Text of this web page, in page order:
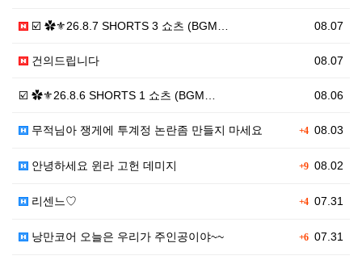
08.07
☑️ ✿⚜26.8.7 SHORTS 3 쇼츠 (BGM…
08.07
건의드립니다
08.06
☑️ ✿⚜26.8.6 SHORTS 1 쇼츠 (BGM…
+408.03
무적님아 쟁게에 투계정 논란좀 만들지 마세요
+908.02
안녕하세요 윈라 고헌 데미지
+407.31
리센느♡
+607.31
낭만코어 오늘은 우리가 주인공이야~~